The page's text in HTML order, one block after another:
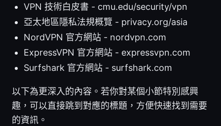
VPN 技術白皮書 - cmu.edu/security/vpn
亞太地區隱私法規概覽 - privacy.org/asia
NordVPN 官方網站 - nordvpn.com
ExpressVPN 官方網站 - expressvpn.com
Surfshark 官方網站 - surfshark.com
以下為更深入的內容。若你對某個小節特別感興
趣，可以直接跳到對應的標題，方便快速找到需要
的資訊。